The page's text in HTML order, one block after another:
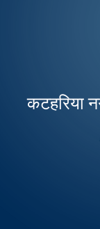
कटहरिया